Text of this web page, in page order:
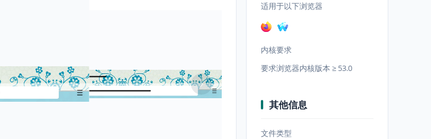
适用于以下浏览器
内核要求
要求浏览器内核版本 ≥ 53.0
其他信息
文件类型